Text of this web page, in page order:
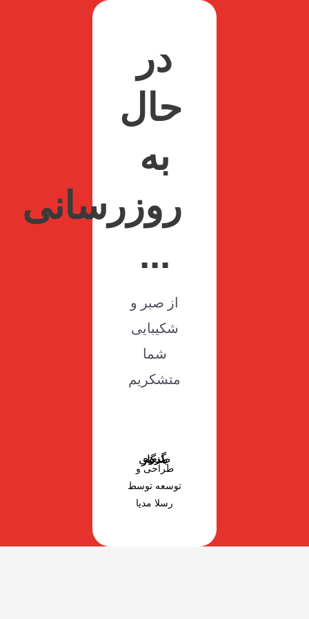
در
حال
به
روزرسانی
...
از صبر و
شکیبایی
شما
متشکریم
گروه صنعتی یادگار
طراحی و
توسعه توسط
رسلا مدیا